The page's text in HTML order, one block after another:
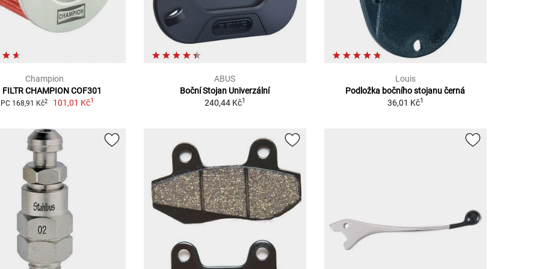
Champion
FILTR CHAMPION COF301
168,91 Kč2 101,01 Kč1
ABUS
Boční Stojan Univerzální
240,44 Kč1
Louis
Podložka bočního stojanu černá
36,01 Kč1